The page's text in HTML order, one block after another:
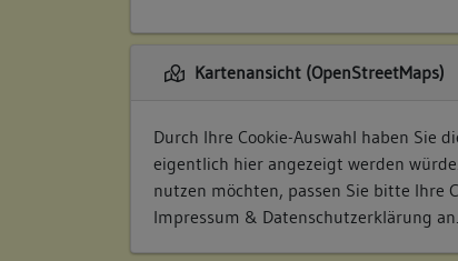
Kartenansicht (OpenStreetMaps)
Durch Ihre Cookie-Auswahl haben Sie
eigentlich hier angezeigt werden
nutzen möchten, passen Sie bitte Ihre
Impressum & Datenschutzerklärung an.